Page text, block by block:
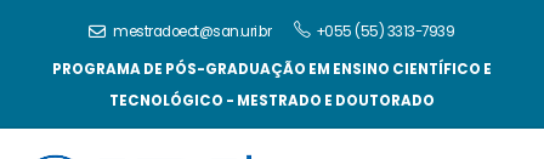
PROGRAMA DE PÓS-GRADUAÇÃO EM ENSINO CIENTÍFICO E
TECNOLÓGICO - MESTRADO E DOUTORADO
mestradoect@san.uri.br +055 (55) 3313-7939